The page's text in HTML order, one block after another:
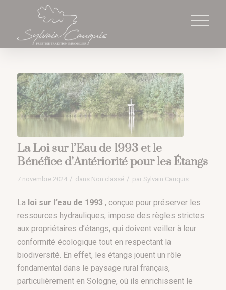
La Loi sur l’Eau de 1993 et ​​le
Bénéfice d’Antériorité pour les Étangs
7 novembre 2024 / dans Non classé / par Sylvain Cauquis
La loi sur l’eau de 1993 , conçue pour préserver les
ressources hydrauliques, impose des règles strictes
aux propriétaires d’étangs, qui doivent veiller à leur
conformité écologique tout en respectant la
biodiversité. En effet, les étangs jouent un rôle
fondamental dans le paysage rural français,
particulièrement en Sologne, où ils enrichissent le
Cookies management panel